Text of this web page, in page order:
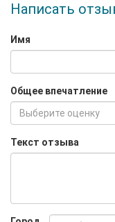
Написать
Имя
Общее впечатление
Выберите оценку
Текст отзыва